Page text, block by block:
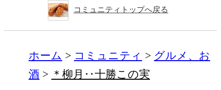
コミュニティトップへ戻る
ホーム コミュニティ
グルメ、お
酒
＊柳月‥十勝この実